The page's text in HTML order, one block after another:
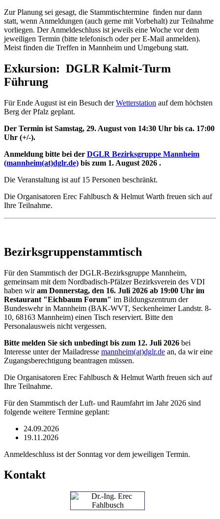
Zur Planung sei gesagt, die Stammtischtermine finden nur dann
statt, wenn Anmeldungen (auch gerne mit Vorbehalt) zur Teilnahme
vorliegen. Der Anmeldeschluss ist jeweils eine Woche vor dem
jeweiligen Termin (bitte telefonisch oder per E-Mail anmelden).
Meist finden die Treffen in Mannheim und Umgebung statt.
Exkursion: DGLR Kalmit-Turm
Führung
Für Ende August ist ein Besuch derWetterstation auf dem höchsten
Berg der Pfalz geplant.
Der Termin ist Samstag, 29. August von 14:30 Uhr bis ca. 17:00
Uhr (+/-).
Anmeldung bitte bei der DGLR Bezirksgruppe Mannheim
(mannheim(at)dglr.de) bis zum 1. August 2026 .
Die Veranstaltung ist auf 15 Personen beschränkt.
Die Organisatoren Erec Fahlbusch & Helmut Warth freuen sich auf
Ihre Teilnahme.
Bezirksgruppenstammtisch
Für den Stammtisch der DGLR-Bezirksgruppe Mannheim,
gemeinsam mit dem Nordbadisch-Pfälzer Bezirksverein des VDI
haben wiram Donnerstag, den 16. Juli 2026 ab 19:00 Uhr im
Restaurant "Eichbaum Forum" im Bildungszentrum der
Bundeswehr in Mannheim (BAK-WVT, Seckenheimer Landstr. 8-
10, 68163 Mannheim) einen Tisch reserviert. Bitte den
Personalausweis nicht vergessen.
Bitte melden Sie sich unbedingt bis zum 12. Juli 2026 bei
Interesse unter der Mailadresse mannheim(at)dglr.de an, da wir eine
Zugangsberechtigung beantragen müssen.
Die Organisatoren Erec Fahlbusch & Helmut Warth freuen sich auf
Ihre Teilnahme.
Für den Stammtisch der Luft- und Raumfahrt im Jahr 2026 sind
folgende weitere Termine geplant:
24.09.2026
19.11.2026
Anmeldeschluss ist der Sonntag vor dem jeweiligen Termin.
Kontakt